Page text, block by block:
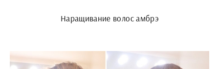
Наращивание волос амбрэ